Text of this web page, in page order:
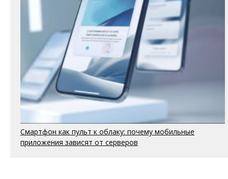
Смартфон как пульт к облаку: почему мобильные
приложения зависят от серверов